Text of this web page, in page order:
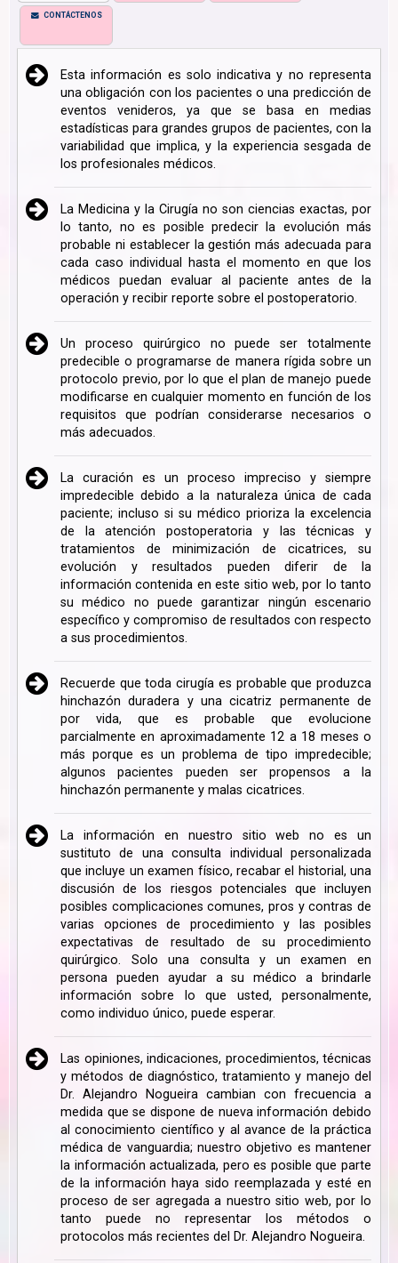
CONTÁCTENOS
Esta información es solo indicativa y no representa
una obligación con los pacientes o una predicción de
eventos venideros, ya que se basa en medias
estadísticas para grandes grupos de pacientes, con la
variabilidad que implica, y la experiencia sesgada de
los profesionales médicos.
La Medicina y la Cirugía no son ciencias exactas, por
lo tanto, no es posible predecir la evolución más
probable ni establecer la gestión más adecuada para
cada caso individual hasta el momento en que los
médicos puedan evaluar al paciente antes de la
operación y recibir reporte sobre el postoperatorio.
Un proceso quirúrgico no puede ser totalmente
predecible o programarse de manera rígida sobre un
protocolo previo, por lo que el plan de manejo puede
modificarse en cualquier momento en función de los
requisitos que podrían considerarse necesarios o
más adecuados.
La curación es un proceso impreciso y siempre
impredecible debido a la naturaleza única de cada
paciente; incluso si su médico prioriza la excelencia
de la atención postoperatoria y las técnicas y
tratamientos de minimización de cicatrices, su
evolución y resultados pueden diferir de la
información contenida en este sitio web, por lo tanto
su médico no puede garantizar ningún escenario
específico y compromiso de resultados con respecto
a sus procedimientos.
Recuerde que toda cirugía es probable que produzca
hinchazón duradera y una cicatriz permanente de
por vida, que es probable que evolucione
parcialmente en aproximadamente 12 a 18 meses o
más porque es un problema de tipo impredecible;
algunos pacientes pueden ser propensos a la
hinchazón permanente y malas cicatrices.
La información en nuestro sitio web no es un
sustituto de una consulta individual personalizada
que incluye un examen físico, recabar el historial, una
discusión de los riesgos potenciales que incluyen
posibles complicaciones comunes, pros y contras de
varias opciones de procedimiento y las posibles
expectativas de resultado de su procedimiento
quirúrgico. Solo una consulta y un examen en
persona pueden ayudar a su médico a brindarle
información sobre lo que usted, personalmente,
como individuo único, puede esperar.
Las opiniones, indicaciones, procedimientos, técnicas
y métodos de diagnóstico, tratamiento y manejo del
Dr. Alejandro Nogueira cambian con frecuencia a
medida que se dispone de nueva información debido
al conocimiento científico y al avance de la práctica
médica de vanguardia; nuestro objetivo es mantener
la información actualizada, pero es posible que parte
de la información haya sido reemplazada y esté en
proceso de ser agregada a nuestro sitio web, por lo
tanto puede no representar los métodos o
protocolos más recientes del Dr. Alejandro Nogueira.